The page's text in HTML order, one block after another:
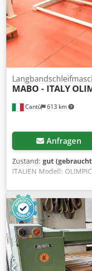
Cantù 613 km
MABO - ITALY
Anfragen
Zustand: gut
ITALIEN Modell:
für Holz,
Metalle, Edelstahl,
CE-Norm Technische
Arbeitsfläche Breite
per Handrad
Drehzahl 2820 U/min
Staubabsaugstutzens
Gesamtabmessungen
230